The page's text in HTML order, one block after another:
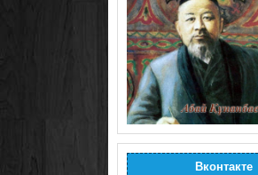
Вконтакте